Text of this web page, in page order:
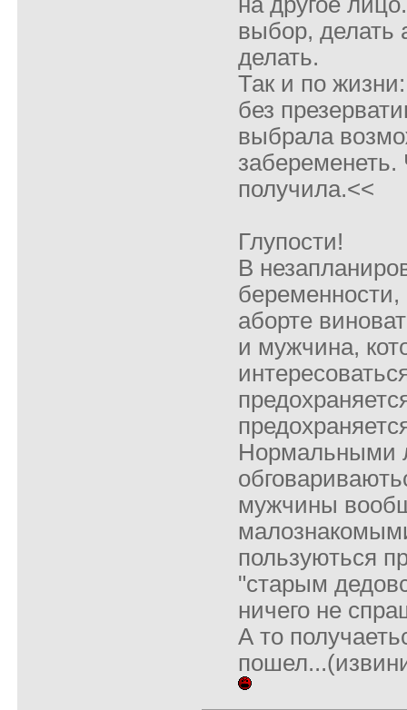
выбор, делать
делать.
Так и по
без
выбрала
забеременеть.
получила.<<
Глупости!
В
аборте
и мужчина,
Нормальными
мужчины
пользуються
"старым
ничего не
А то